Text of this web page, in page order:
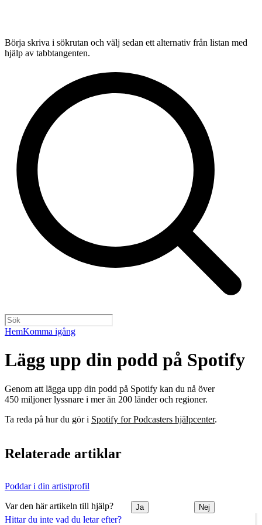
Börja skriva i sökrutan och välj sedan ett alternativ från listan med
hjälp av tabbtangenten.
HemKomma igång
Hittar du inte vad du letar efter?
Lägg upp din podd på Spotify
Genom att lägga upp din podd på Spotify kan du nå över
450 miljoner lyssnare i mer än 200 länder och regioner.
Ta reda på hur du gör i Spotify for Podcasters hjälpcenter.
Relaterade artiklar
Poddar i din artistprofil
Var den här artikeln till hjälp? Ja Nej